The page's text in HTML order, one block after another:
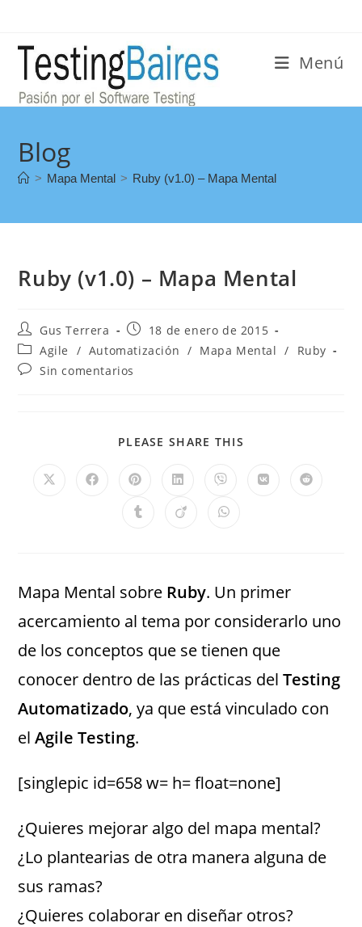
Menú
Blog
> Mapa Mental > Ruby (v1.0) – Mapa Mental
Ruby (v1.0) – Mapa Mental
Gus Terrera
18 de enero de 2015
Agile
/ Automatización / Mapa Mental /
Ruby
Sin comentarios
PLEASE SHARE THIS
Mapa Mental sobre Ruby. Un primer
acercamiento al tema por considerarlo uno
de los conceptos que se tienen que
conocer dentro de las prácticas delTesting
Automatizado, ya que está vinculado con
elAgile Testing.
[singlepic id=658 w= h= float=none]
¿Quieres mejorar algo del mapa mental?
¿Lo plantearias de otra manera alguna de
sus ramas?
¿Quieres colaborar en diseñar otros?